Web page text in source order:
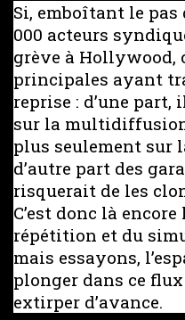
Si, emboîtant le pas
000 acteurs
grève à Hollywood,
principales ayant
reprise : d’une
sur la
plus seulement sur
d’autre part des
risquerait de les
C’est donc là
répétition et du
mais essayons,
plonger dans ce
extirper d’avance.